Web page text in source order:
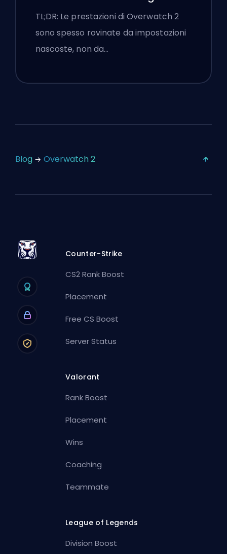
Impostazioni
TL;DR: Le prestazioni di Overwatch 2
sono spesso rovinate da impostazioni
nascoste, non da…
Blog Overwatch 2
Counter-Strike
CS2 Rank Boost
Placement
Free CS Boost
Server Status
Valorant
Rank Boost
Placement
Wins
Coaching
Teammate
League of Legends
Division Boost